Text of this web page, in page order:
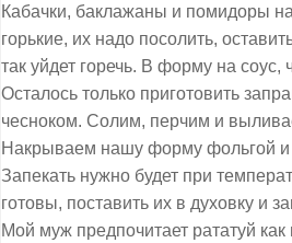
Кабачки, баклажаны и помидоры
горькие, их надо посолить,
так уйдет горечь. В форму на
Осталось только приготовить
чесноком. Солим, перчим и
Накрываем нашу форму фольгой и
Запекать нужно будет при
готовы, поставить их в духовку и
Мой муж предпочитает рататуй